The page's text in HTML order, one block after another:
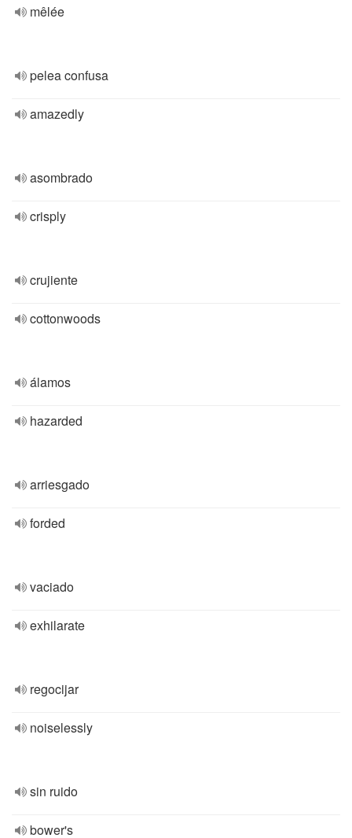
mêlée
pelea confusa
amazedly
asombrado
crisply
crujiente
cottonwoods
álamos
hazarded
arriesgado
forded
vaciado
exhilarate
regocijar
noiselessly
sin ruido
bower's